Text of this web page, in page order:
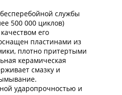
службы
500 000 циклов)
его
пластинами из
плотно притертыми
керамическая
смазку и
ударопрочностью и